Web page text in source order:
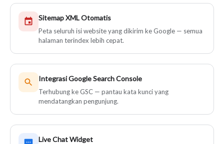
Sitemap XML Otomatis
Peta seluruh isi website yang dikirim ke Google — semua
halaman terindex lebih cepat.
Integrasi Google Search Console
Terhubung ke GSC — pantau kata kunci yang
mendatangkan pengunjung.
Live Chat Widget